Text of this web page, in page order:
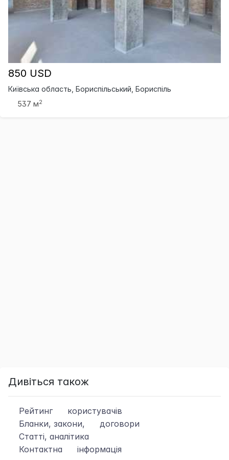
850 USD
Київська область, Бориспільський, Бориспіль
537 м2
Дивіться також
Рейтинг
користувачів
Бланки, закони,
договори
Статті, аналітика
Контактна
інформація